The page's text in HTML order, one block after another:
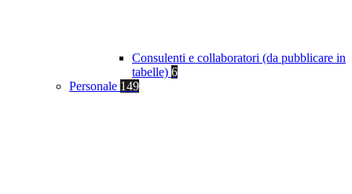
Consulenti e collaboratori (da pubblicare in
tabelle) 6
Personale 149